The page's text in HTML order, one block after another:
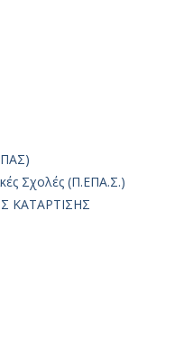
Σχολές (Π.ΕΠΑ.Σ.)
ΚΑΤΑΡΤΙΣΗΣ